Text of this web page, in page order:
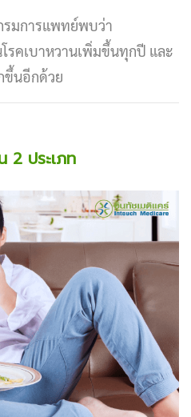
รมการแพทย์พบว่า
คเบาหวานเพิ่มขึ้นทุกปี และ
นอีกด้วย
2 ประเภท